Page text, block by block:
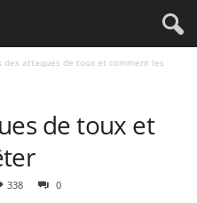
des attaques de toux et comment les
de toux et
338 0